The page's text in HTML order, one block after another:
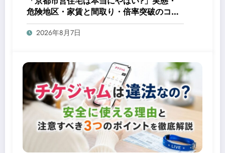
危険地区・家賃と間取り・倍率突破のコツ
まで徹底解説
2026年8月7日